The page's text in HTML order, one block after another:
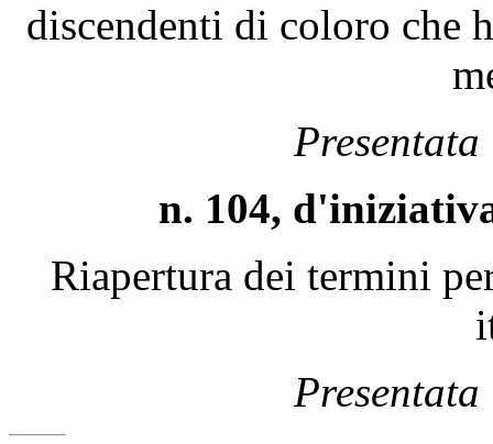
discendenti di coloro che
n. 104,
Riapertura dei termini